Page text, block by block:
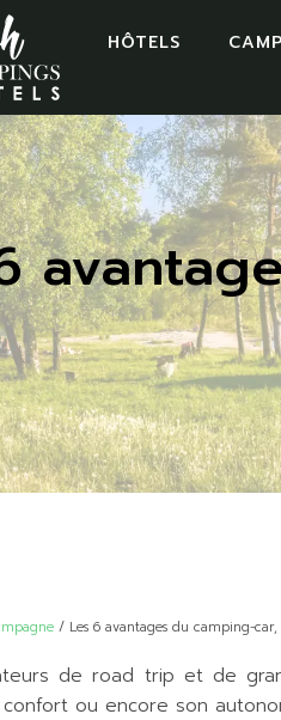
HÔTELS
/ Les 6 avantages du camping-
de road trip et de
ou encore son